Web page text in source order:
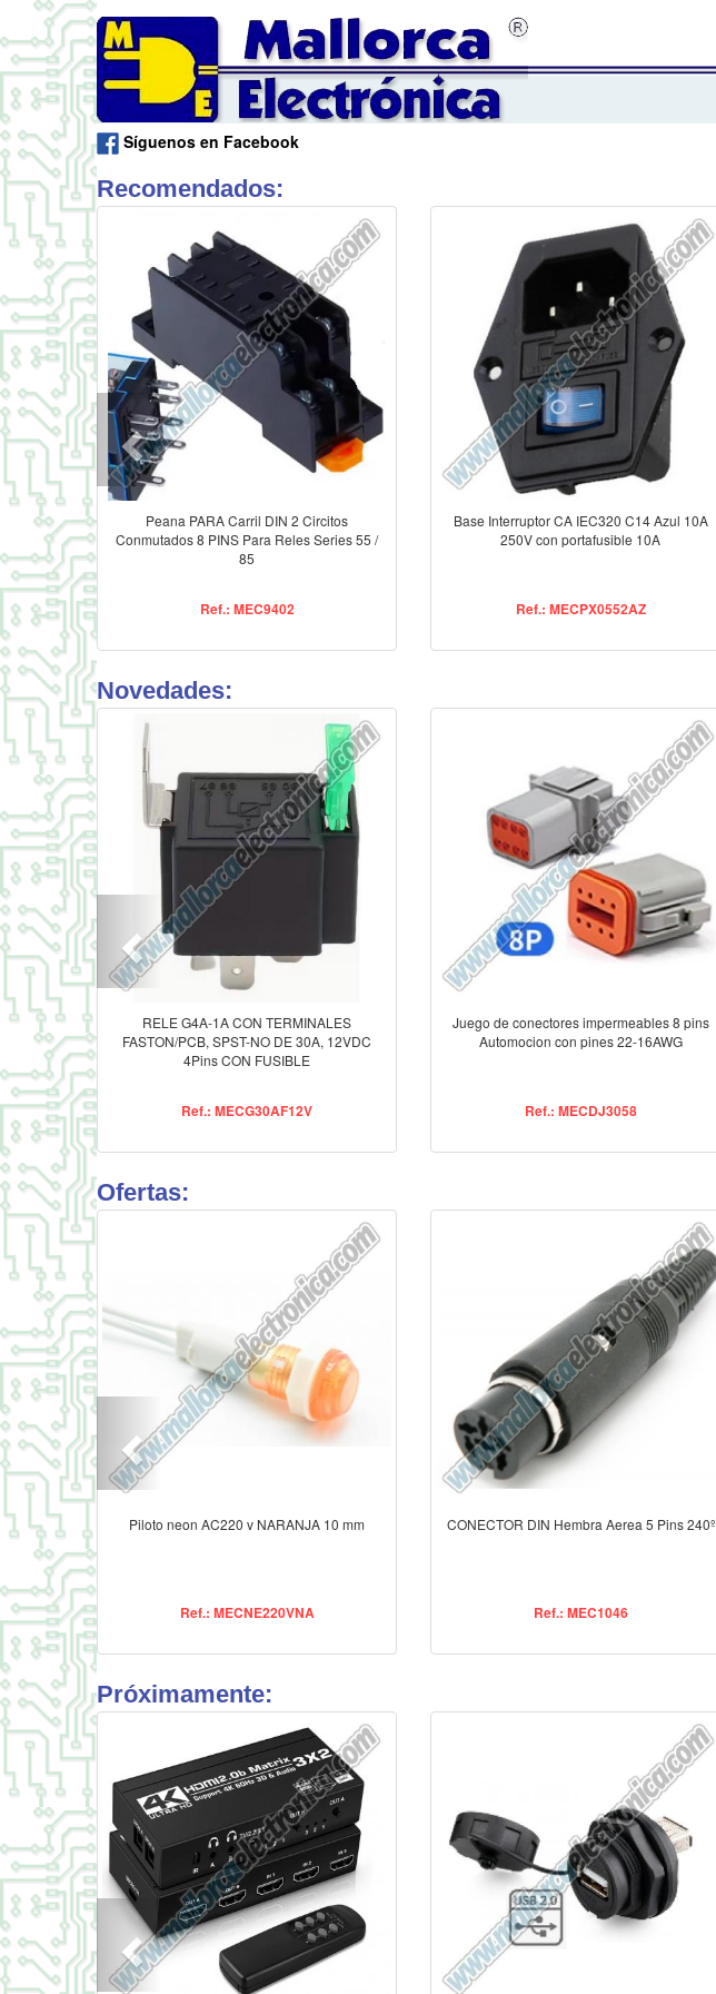
Síguenos en Facebook
Recomendados:
Peana PARA Carril DIN 2 Circitos
Conmutados 8 PINS Para Reles Series 55 /
85
Ref.: MEC9402
Base Interruptor CA IEC320 C14 Azul 10A
250V con portafusible 10A
Ref.: MECPX0552AZ
Novedades:
RELE G4A-1A CON TERMINALES
FASTON/PCB, SPST-NO DE 30A, 12VDC
4Pins CON FUSIBLE
Ref.: MECG30AF12V
Juego de conectores impermeables 8 pins
Automocion con pines 22-16AWG
Ref.: MECDJ3058
Ofertas:
Piloto neon AC220 v NARANJA 10 mm
Ref.: MECNE220VNA
CONECTOR DIN Hembra Aerea 5 Pins 240º
Ref.: MEC1046
Próximamente: